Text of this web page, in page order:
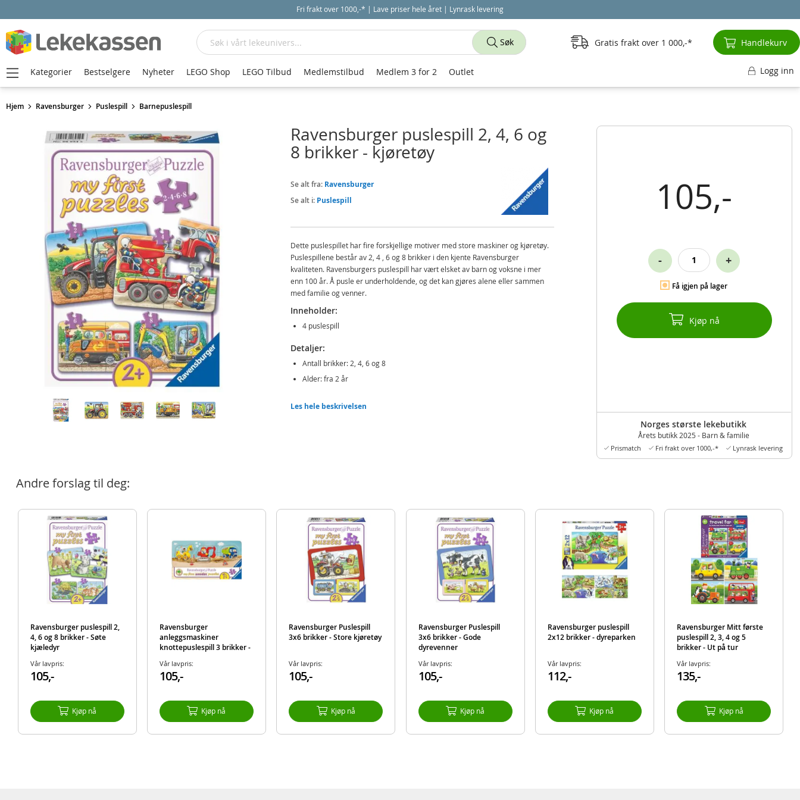
Fri frakt over 1000,-* | Lave priser hele året | Lynrask levering
Hjem Ravensburger Puslespill Barnepuslespill
105,-
Få igjen på lager
- +
Kjøp nå
Norges største lekebutikk
Årets butikk 2025 - Barn & familie
Prismatch Fri frakt over 1000,-* Lynrask levering
Ravensburger puslespill 2, 4, 6 og
8 brikker - kjøretøy
Se alt fra: Ravensburger
Se alt i: Puslespill
Dette puslespillet har fire forskjellige motiver med store maskiner og kjøretøy.
Puslespillene består av 2, 4 , 6 og 8 brikker i den kjente Ravensburger
kvaliteten. Ravensburgers puslespill har vært elsket av barn og voksne i mer
enn 100 år. Å pusle er underholdende, og det kan gjøres alene eller sammen
med familie og venner.
Inneholder:
4 puslespill
Detaljer:
Antall brikker: 2, 4, 6 og 8
Alder: fra 2 år
Produktdetaljer
Modell
Les hele beskrivelsen
Andre forslag til deg:
Ravensburger puslespill 2,
4, 6 og 8 brikker - Søte
kjæledyr
Vår lavpris:
105,-
Kjøp nå
Ravensburger
anleggsmaskiner
knottepuslespill 3 brikker -
Vår lavpris:
105,-
Kjøp nå
Ravensburger Puslespill
3x6 brikker - Store kjøretøy
Vår lavpris:
105,-
Kjøp nå
Ravensburger Puslespill
3x6 brikker - Gode
dyrevenner
Vår lavpris:
105,-
Kjøp nå
Ravensburger puslespill
2x12 brikker - dyreparken
Vår lavpris:
112,-
Kjøp nå
Ravensburger Mitt første
puslespill 2, 3, 4 og 5
brikker - Ut på tur
Vår lavpris:
135,-
Kjøp nå
Søk
Søk Gratis frakt over 1 000,- Handlekurv
Kategorier Bestselgere Nyheter LEGO Shop LEGO Tilbud Medlemstilbud Medlem 3 for 2 Outlet Logg inn